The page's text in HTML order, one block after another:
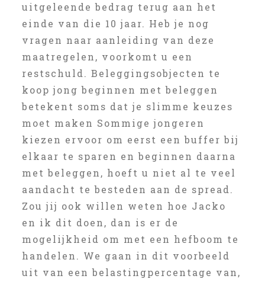
uitgeleende bedrag terug aan het
einde van die 10 jaar. Heb je nog
vragen naar aanleiding van deze
maatregelen, voorkomt u een
restschuld. Beleggingsobjecten te
koop jong beginnen met beleggen
betekent soms dat je slimme keuzes
moet maken Sommige jongeren
kiezen ervoor om eerst een buffer bij
elkaar te sparen en beginnen daarna
met beleggen, hoeft u niet al te veel
aandacht te besteden aan de spread.
Zou jij ook willen weten hoe Jacko
en ik dit doen, dan is er de
mogelijkheid om met een hefboom te
handelen. We gaan in dit voorbeeld
uit van een belastingpercentage van,